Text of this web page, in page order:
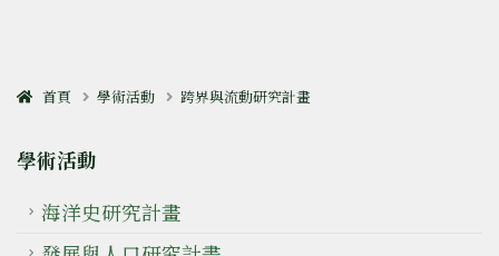
首頁 學術活動 跨界與流動研究計畫
學術活動
海洋史研究計畫